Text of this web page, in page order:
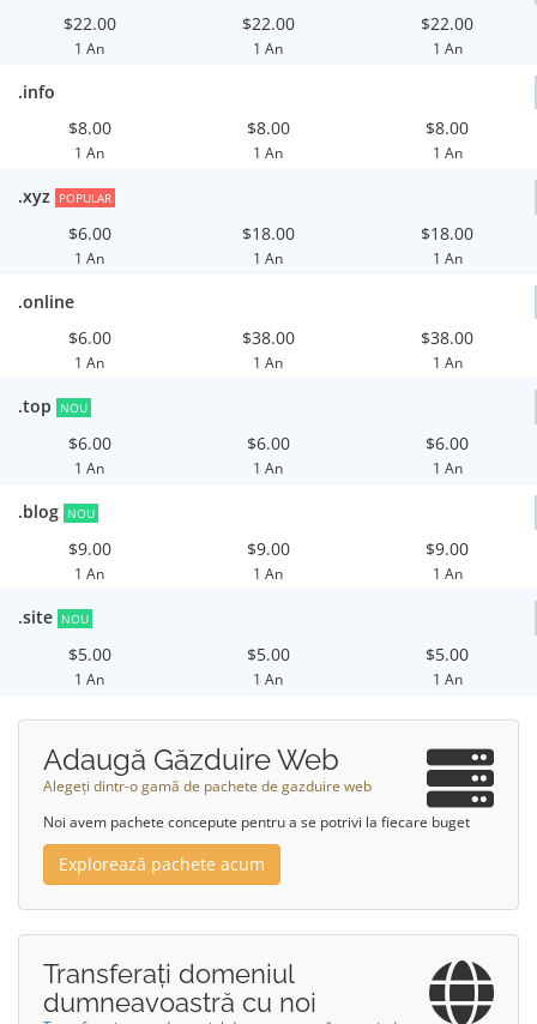
$22.00
1 An
$22.00
1 An
$22.00
1 An
.info
$8.00
1 An
$8.00
1 An
$8.00
1 An
.xyz POPULAR
$6.00
1 An
$18.00
1 An
$18.00
1 An
.online
$6.00
1 An
$38.00
1 An
$38.00
1 An
.top NOU
$6.00
1 An
$6.00
1 An
$6.00
1 An
.blog NOU
$9.00
1 An
$9.00
1 An
$9.00
1 An
.site NOU
$5.00
1 An
$5.00
1 An
$5.00
1 An
Adaugă Găzduire Web
Alegeți dintr-o gamă de pachete de gazduire web
Noi avem pachete concepute pentru a se potrivi la fiecare buget
Explorează pachete acum
Transferați domeniul
dumneavoastră cu noi